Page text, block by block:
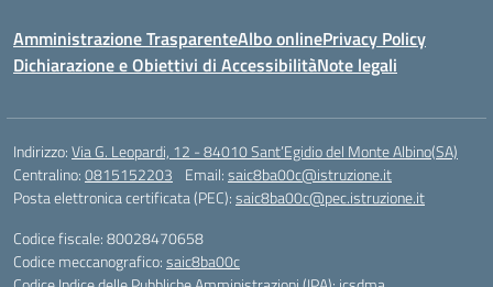
Amministrazione TrasparenteAlbo onlinePrivacy Policy
Dichiarazione e Obiettivi di AccessibilitàNote legali
Indirizzo:Via G. Leopardi, 12 - 84010 Sant’Egidio del Monte Albino(SA)
Centralino:0815152203 Email:saic8ba00c@istruzione.it
Posta elettronica certificata (PEC):saic8ba00c@pec.istruzione.it
Codice fiscale: 80028470658
Codice meccanografico:saic8ba00c